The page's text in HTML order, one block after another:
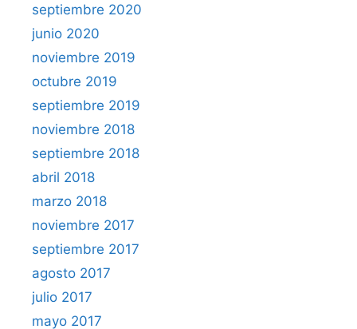
septiembre 2020
junio 2020
noviembre 2019
octubre 2019
septiembre 2019
noviembre 2018
septiembre 2018
abril 2018
marzo 2018
noviembre 2017
septiembre 2017
agosto 2017
julio 2017
mayo 2017